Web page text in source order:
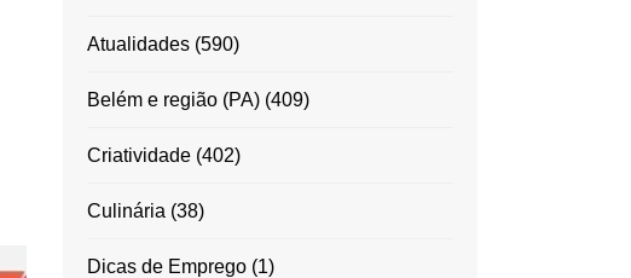
Atualidades(590)
Belém e região (PA)(409)
Criatividade(402)
Culinária (38)
Dicas de Emprego(1)